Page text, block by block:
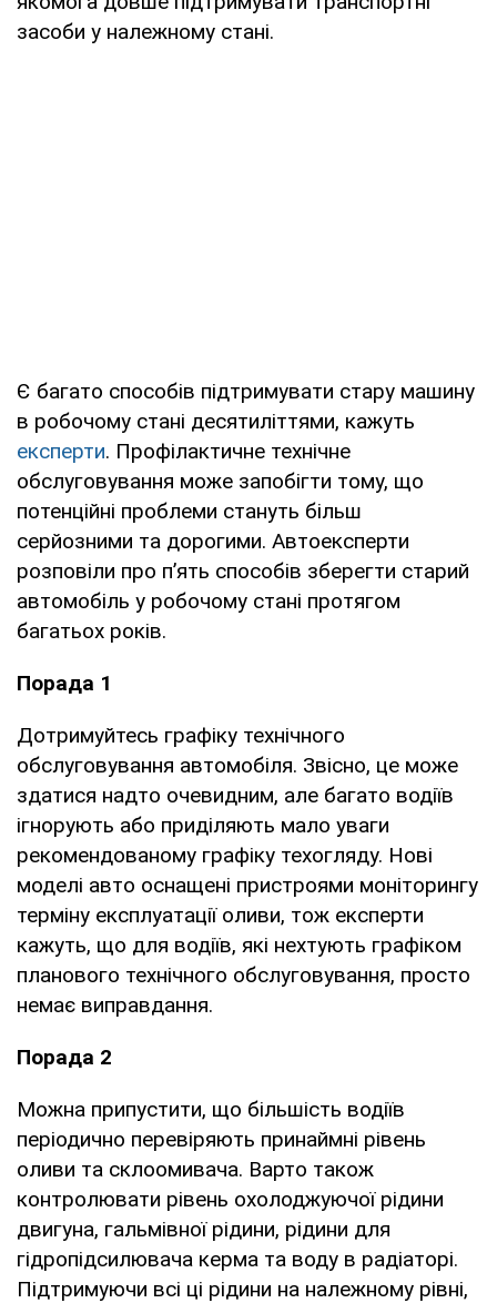
засоби у належному стані.
Є багато способів підтримувати стару машину
в робочому стані десятиліттями, кажуть
експерти. Профілактичне технічне
обслуговування може запобігти тому, що
потенційні проблеми стануть більш
серйозними та дорогими. Автоексперти
розповіли про п’ять способів зберегти старий
автомобіль у робочому стані протягом
багатьох років.
Порада 1
Дотримуйтесь графіку технічного
обслуговування автомобіля. Звісно, це може
здатися надто очевидним, але багато водіїв
ігнорують або приділяють мало уваги
рекомендованому графіку техогляду. Нові
моделі авто оснащені пристроями моніторингу
терміну експлуатації оливи, тож експерти
кажуть, що для водіїв, які нехтують графіком
планового технічного обслуговування, просто
немає виправдання.
Порада 2
Можна припустити, що більшість водіїв
періодично перевіряють принаймні рівень
оливи та склоомивача. Варто також
контролювати рівень охолоджуючої рідини
двигуна, гальмівної рідини, рідини для
гідропідсилювача керма та воду в радіаторі.
Підтримуючи всі ці рідини на належному рівні,